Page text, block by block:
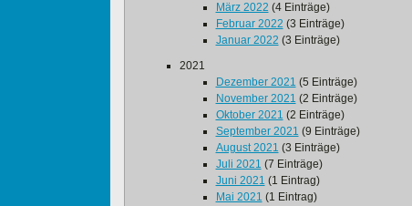
März 2022 (4 Einträge)
Februar 2022 (3 Einträge)
Januar 2022 (3 Einträge)
2021
Dezember 2021 (5 Einträge)
November 2021 (2 Einträge)
Oktober 2021 (2 Einträge)
September 2021 (9 Einträge)
August 2021 (3 Einträge)
Juli 2021 (7 Einträge)
Juni 2021 (1 Eintrag)
Mai 2021 (1 Eintrag)